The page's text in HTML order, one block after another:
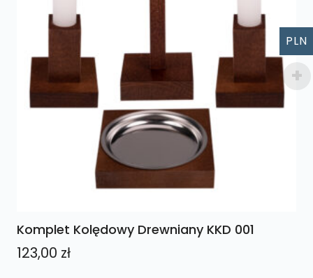
Komplet Kolędowy Drewniany KKD 001
123,00 zł
PLN